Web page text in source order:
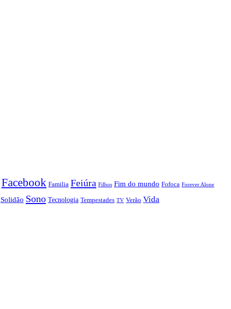
Facebook Familia Feiúra Filhos Fim do mundo Fofoca Forever Alone
Solidão Sono Tecnologia Tempestades TV Verão Vida